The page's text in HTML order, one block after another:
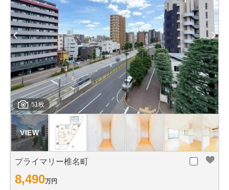
51枚
プライマリー椎名町
8,490万円